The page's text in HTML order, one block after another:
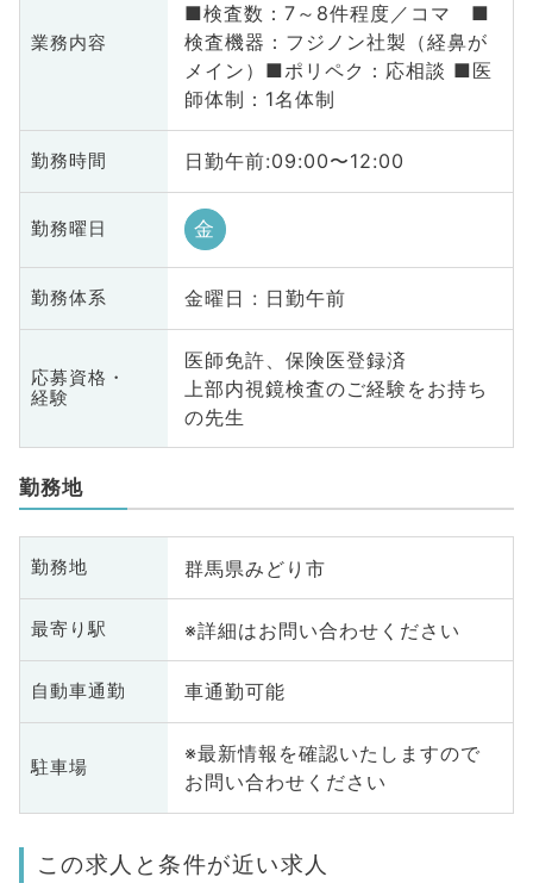
業務内容
■検査数：7～8件程度／コマ ■
検査機器：フジノン社製（経鼻が
メイン）■ポリペク：応相談 ■医
師体制：1名体制
勤務時間 日勤午前:09:00〜12:00
勤務曜日 金
勤務体系 金曜日 : 日勤午前
応募資格・
経験
医師免許、保険医登録済
上部内視鏡検査のご経験をお持ち
の先生
勤務地
勤務地 群馬県みどり市
最寄り駅 ※詳細はお問い合わせください
自動車通勤 車通勤可能
駐車場
※最新情報を確認いたしますので
お問い合わせください
この求人と条件が近い求人